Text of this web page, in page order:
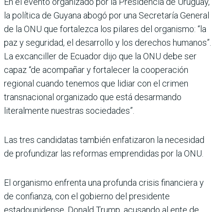
la política de Guyana abogó por una Secretaría General
de la ONU que fortalezca los pilares del organismo: “la
paz y seguridad, el desarrollo y los derechos humanos”.
La excanciller de Ecuador dijo que la ONU debe ser
capaz “de acompañar y fortalecer la cooperación
regional cuando tenemos que lidiar con el crimen
transnacional organizado que está desarmando
literalmente nuestras sociedades”.
Las tres candidatas también enfatizaron la necesidad
de profundizar las reformas emprendidas por la ONU.
El organismo enfrenta una profunda crisis financiera y
de confianza, con el gobierno del presidente
estadounidense, Donald Trump, acusando al ente de